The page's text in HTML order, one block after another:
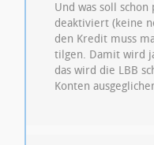
Und was soll
deaktiviert (keine
den Kredit muss
tilgen. Damit wird
das wird die LBB
Konten